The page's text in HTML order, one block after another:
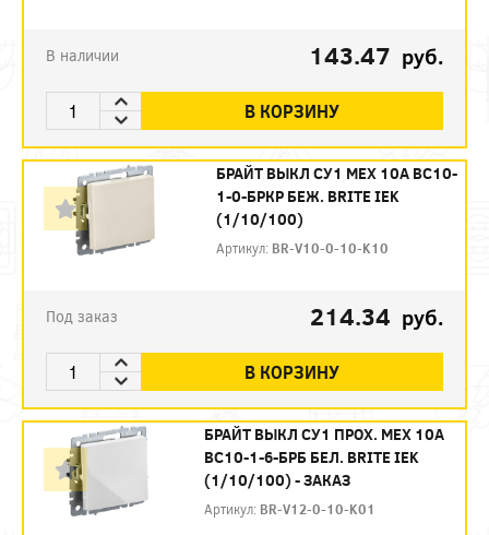
В наличии 143.47 руб.
В КОРЗИНУ
БРАЙТ ВЫКЛ СУ1 МЕХ 10А ВС10-
1-0-БРКР БЕЖ. BRITE IEK
(1/10/100)
Артикул: BR-V10-0-10-K10
Под заказ 214.34 руб.
В КОРЗИНУ
БРАЙТ ВЫКЛ СУ1 ПРОХ. МЕХ 10А
ВС10-1-6-БРБ БЕЛ. BRITE IEK
(1/10/100) - ЗАКАЗ
Артикул: BR-V12-0-10-K01